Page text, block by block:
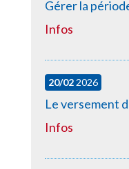
Gérer la
Infos
20/022026
Le versement
Infos